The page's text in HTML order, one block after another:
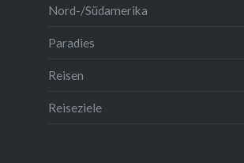
Nord-/Südamerika
Paradies
Reisen
Reiseziele